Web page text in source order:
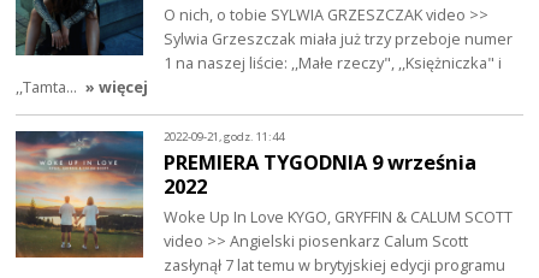
O nich, o tobie SYLWIA GRZESZCZAK video >>
Sylwia Grzeszczak miała już trzy przeboje numer
1 na naszej liście: ,,Małe rzeczy", ,,Księżniczka" i
,,Tamta… » więcej
2022-09-21, godz. 11:44
PREMIERA TYGODNIA 9 września
2022
Woke Up In Love KYGO, GRYFFIN & CALUM SCOTT
video >> Angielski piosenkarz Calum Scott
zasłynął 7 lat temu w brytyjskiej edycji programu